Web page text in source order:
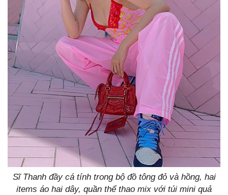
Sĩ Thanh đầy cá tính trong bộ đồ tông đỏ và hồng, hai
items áo hai dây, quần thể thao mix với túi mini quả